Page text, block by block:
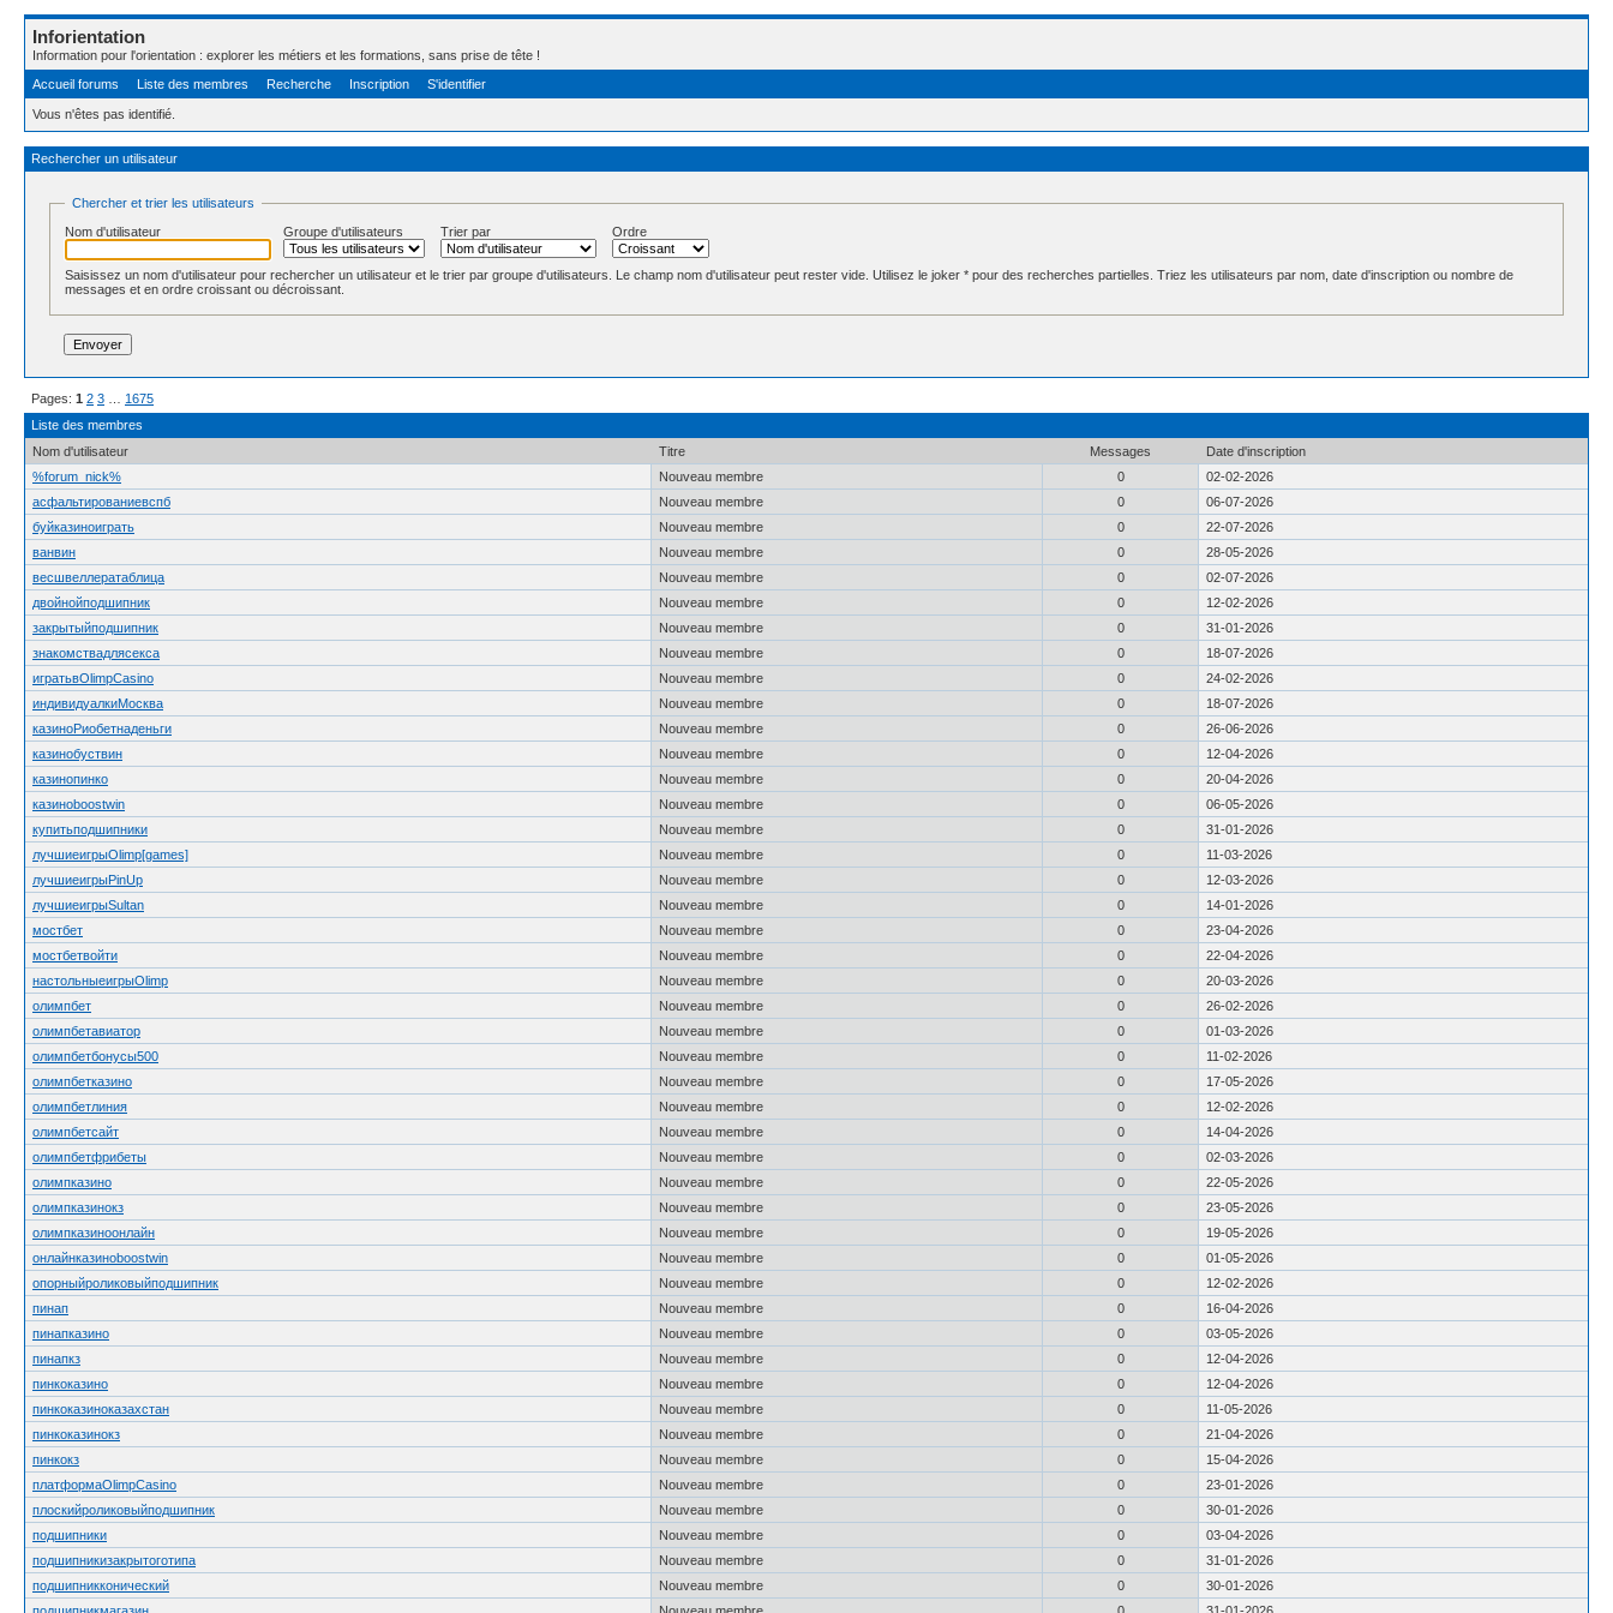
Inforientation
Information pour l'orientation : explorer les métiers et les formations, sans prise de tête !
Accueil forums
Liste des membres Recherche Inscription S'identifier
Vous n'êtes pas identifié.
Rechercher un utilisateur
Chercher et trier les utilisateurs
Nom d'utilisateur
Groupe d'utilisateurs Trier par Ordre
Saisissez un nom d'utilisateur pour rechercher un utilisateur et le trier par groupe d'utilisateurs. Le champ nom d'utilisateur peut rester vide. Utilisez le joker * pour des recherches partielles. Triez les utilisateurs par nom, date d'inscription ou nombre de
messages et en ordre croissant ou décroissant.
Pages: 1 2 3
1675
Liste des membres
Nom d'utilisateur
Titre Messages
Date d'inscription
%forum_nick%
Nouveau membre 0
02-02-2026
асфальтированиевспб
Nouveau membre 0
06-07-2026
буйказиноиграть
Nouveau membre 0
22-07-2026
ванвин
Nouveau membre 0
28-05-2026
весшвеллератаблица
Nouveau membre 0
02-07-2026
двойнойподшипник
Nouveau membre 0
12-02-2026
закрытыйподшипник
Nouveau membre 0
31-01-2026
знакомствадлясекса
Nouveau membre 0
18-07-2026
игратьвOlimpCasino
Nouveau membre 0
24-02-2026
индивидуалкиМосква
Nouveau membre 0
18-07-2026
казиноРиобетнаденьги
Nouveau membre 0
26-06-2026
казинобуствин
Nouveau membre 0
12-04-2026
казинопинко
Nouveau membre 0
20-04-2026
казиноboostwin
Nouveau membre 0
06-05-2026
купитьподшипники
Nouveau membre 0
31-01-2026
лучшиеигрыOlimp[games]
Nouveau membre 0
11-03-2026
лучшиеигрыPinUp
Nouveau membre 0
12-03-2026
лучшиеигрыSultan
Nouveau membre 0
14-01-2026
мостбет
Nouveau membre 0
23-04-2026
мостбетвойти
Nouveau membre 0
22-04-2026
настольныеигрыOlimp
Nouveau membre 0
20-03-2026
олимпбет
Nouveau membre 0
26-02-2026
олимпбетавиатор
Nouveau membre 0
01-03-2026
олимпбетбонусы500
Nouveau membre 0
11-02-2026
олимпбетказино
Nouveau membre 0
17-05-2026
олимпбетлиния
Nouveau membre 0
12-02-2026
олимпбетсайт
Nouveau membre 0
14-04-2026
олимпбетфрибеты
Nouveau membre 0
02-03-2026
олимпказино
Nouveau membre 0
22-05-2026
олимпказинокз
Nouveau membre 0
23-05-2026
олимпказиноонлайн
Nouveau membre 0
19-05-2026
онлайнказиноboostwin
Nouveau membre 0
01-05-2026
опорныйроликовыйподшипник
Nouveau membre 0
12-02-2026
пинап
Nouveau membre 0
16-04-2026
пинапказино
Nouveau membre 0
03-05-2026
пинапкз
Nouveau membre 0
12-04-2026
пинкоказино
Nouveau membre 0
12-04-2026
пинкоказиноказахстан
Nouveau membre 0
11-05-2026
пинкоказинокз
Nouveau membre 0
21-04-2026
пинкокз
Nouveau membre 0
15-04-2026
платформаOlimpCasino
Nouveau membre 0
23-01-2026
плоскийроликовыйподшипник
Nouveau membre 0
30-01-2026
подшипники
Nouveau membre 0
03-04-2026
подшипникизакрытоготипа
Nouveau membre 0
31-01-2026
подшипникконический
Nouveau membre 0
30-01-2026